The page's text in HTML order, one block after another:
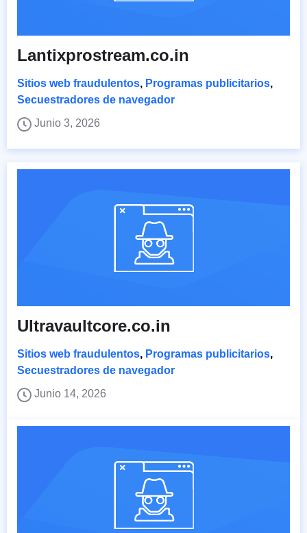
Lantixprostream.co.in
Sitios web fraudulentos, Programas publicitarios,
Secuestradores de navegador
Junio 3, 2026
Ultravaultcore.co.in
Sitios web fraudulentos, Programas publicitarios,
Secuestradores de navegador
Junio 14, 2026